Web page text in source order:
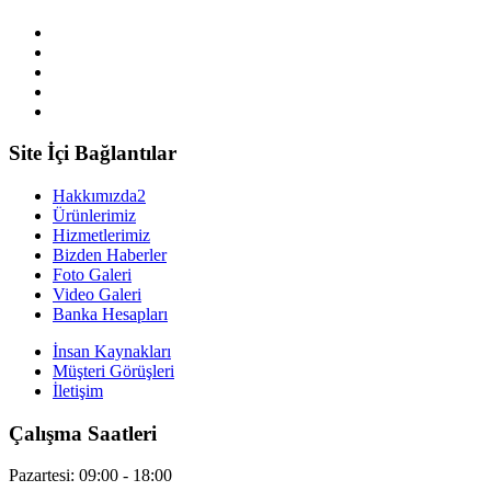
Site İçi Bağlantılar
Hakkımızda2
Ürünlerimiz
Hizmetlerimiz
Bizden Haberler
Foto Galeri
Video Galeri
Banka Hesapları
İnsan Kaynakları
Müşteri Görüşleri
İletişim
Çalışma Saatleri
Pazartesi: 09:00 - 18:00